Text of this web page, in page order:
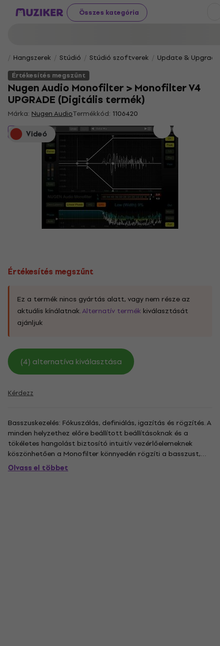
Összes kategória
Hangszerek Stúdió Stúdió szoftverek
Update & Upgrade
Értékesítés megszűnt
Nugen Audio Monofilter > Monofilter V4
UPGRADE (Digitális termék)
Márka: Nugen AudioTermékkód: 1106420
Videó
Értékesítés megszűnt
Értékesítés megszűnt
Ez a termék nincs gyártás alatt, vagy nem része az
aktuális kínálatnak.Alternatív termék kiválasztását
ajánljuk
(4) alternatíva kiválasztása
Kérdezz
Basszuskezelés: Fókuszálás, definiálás, igazítás és rögzítés. A
minden helyzethez előre beállított beállításoknak és a
tökéletes hangolást biztosító intuitív vezérlőelemeknek
köszönhetően a Monofilter könnyedén rögzíti a basszust,
ugyanakkor megőrzi az eredeti hang érzékelt térbeli
jellemzőit. Jellemzők összefoglalója: Független mono és
Olvass el többet